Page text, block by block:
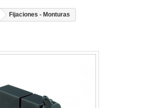
Fijaciones - Monturas